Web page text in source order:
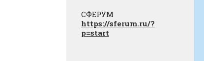
СФЕРУМ
https://sferum.ru/?
p=start